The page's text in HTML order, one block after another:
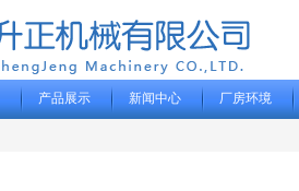
产品展示 新闻中心 厂房环境